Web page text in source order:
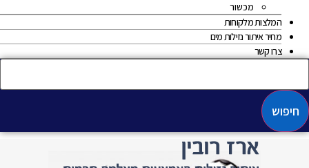
מכשור
המלצות מלקוחות
מחיר איתור נזילות מים
צרו קשר
חיפוש